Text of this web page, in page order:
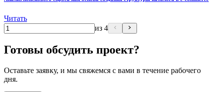
Читать
из 4
Готовы обсудить проект?
Оставьте заявку, и мы свяжемся с вами в течение рабочего
дня.